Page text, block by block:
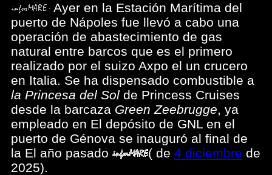
Ayer en la Estación Marítima del
puerto de Nápoles fue llevó a cabo una
operación de abastecimiento de gas
natural entre barcos que es el primero
realizado por el suizo Axpo el un crucero
en Italia. Se ha dispensado combustible a
la Princesa del Sol de Princess Cruises
desde la barcaza Green Zeebrugge, ya
empleado en El depósito de GNL en el
puerto de Génova se inauguró al final de
la El año pasado
( de 4 diciembre de
2025).